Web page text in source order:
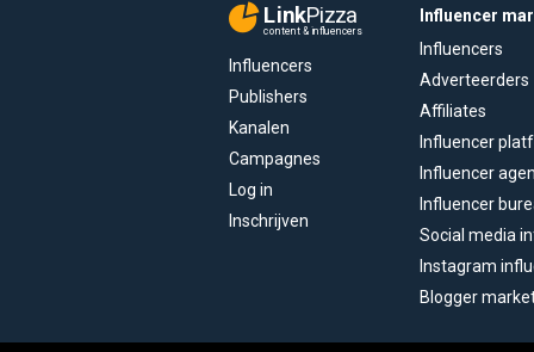
LinkPizza
content & influencers
Influencers
Publishers
Kanalen
Campagnes
Log in
Inschrijven
Influencer
Influencers
Adverteerders
Affiliates
Influencer
Influencer
Influencer
Social media
Instagram
Blogger